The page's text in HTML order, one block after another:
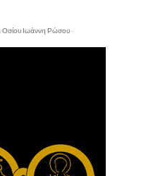
Οσίου Ιωάννη Ρώσου -